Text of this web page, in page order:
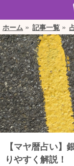
ホーム 記事一覧
【マヤ暦占い】
りやすく解説！